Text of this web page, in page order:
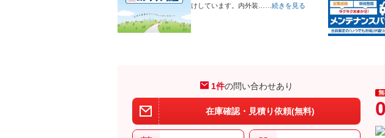
けしています。内外装…
…続きを見る
1件の問い合わせあり
在庫確認・見積り依頼(無料)